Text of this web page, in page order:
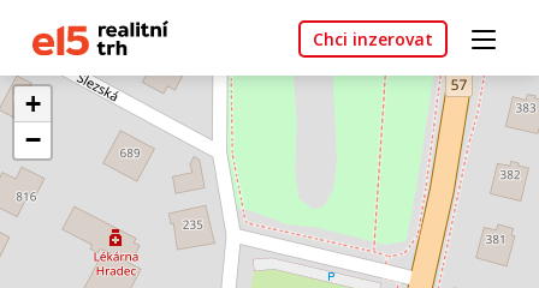
Chci inzerovat
+
−